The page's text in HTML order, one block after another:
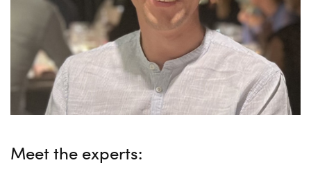
Meet the experts: